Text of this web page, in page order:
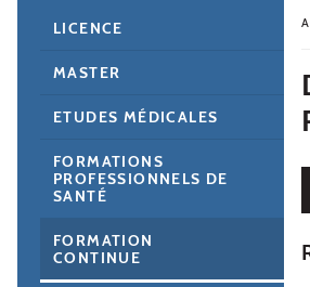
LICENCE
MASTER
ETUDES MÉDICALES
FORMATIONS
PROFESSIONNELS DE
SANTÉ
FORMATION
CONTINUE